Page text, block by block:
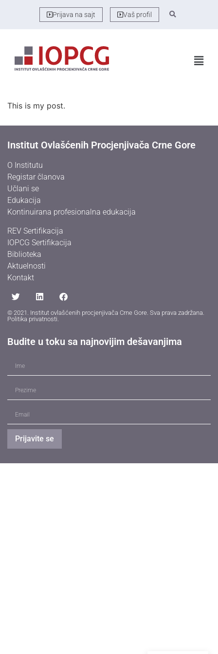
Prijava na sajt Vaš profil
This is my post.
Institut Ovlašćenih Procjenjivača Crne Gore
O Institutu
Registar članova
Učlani se
Edukacija
Kontinuirana profesionalna edukacija
REV Sertifikacija
IOPCG Sertifikacija
Biblioteka
Aktuelnosti
Kontakt
© 2021. Institut ovlašćenih procjenjivača Crne Gore. Sva prava zadržana.
Politika privatnosti.
Budite u toku sa najnovijim dešavanjima
Prijavite se